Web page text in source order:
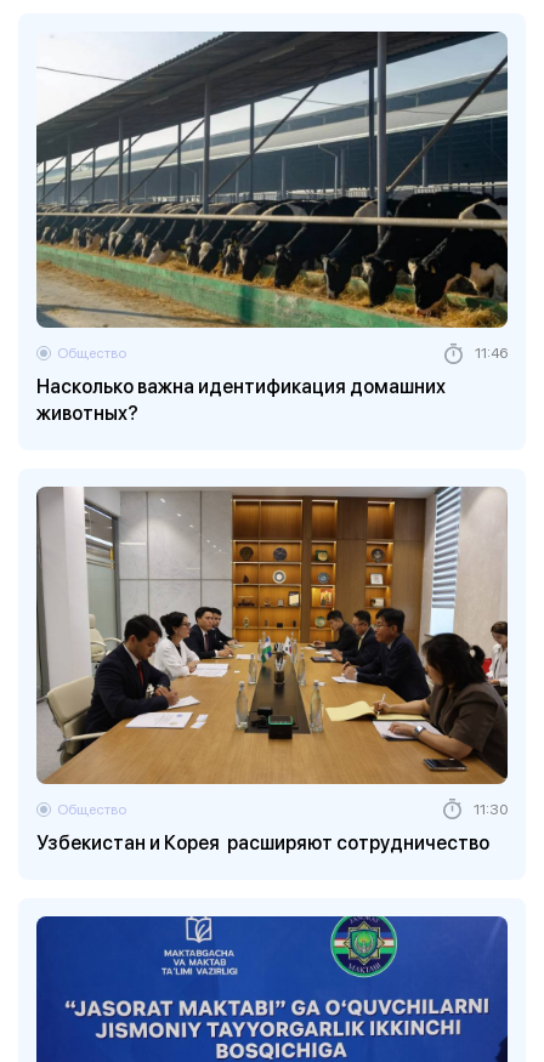
Насколько важна идентификация домашних
животных?
Общество 11:46
Узбекистан и Корея расширяют сотрудничество
Общество 11:30